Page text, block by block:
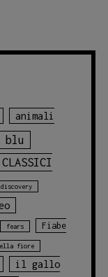
animali
blu
CLASSICI
discovery
fears
Fiabe
fiore
il gallo